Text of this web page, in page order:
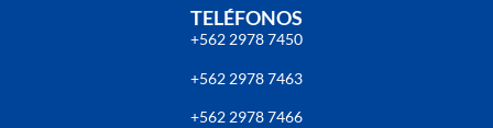
TELÉFONOS
+562 2978 7450
+562 2978 7463
+562 2978 7466